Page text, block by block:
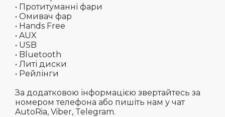
• Протитуманні фари
• Омивач фар
• Hands Free
• AUX
• USB
• Bluetooth
• Литі диски
• Рейлінги
За додатковою інформацією звертайтесь за
номером телефона або пишіть нам у чат
AutoRia, Viber, Telegram.